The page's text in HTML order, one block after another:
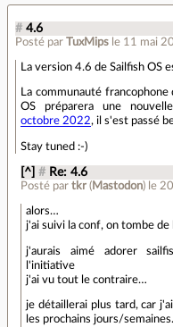
# 4.6
Posté par TuxMips le 11 mai
La version 4.6 de Sailfish OS
La communauté
OS préparera une
octobre 2022, il s'est passé
Stay tuned :-)
[^] # Re: 4.6
Posté partkr ( Mastodon) le
alors…
j'ai suivi la conf, on tombe de
j'aurais aimé adorer
l'initiative
j'ai vu tout le contraire…
je détaillerai plus tard, car
les prochains jours/semaines.